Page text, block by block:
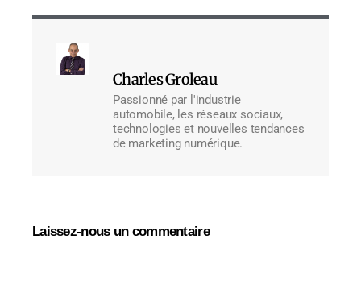
Charles Groleau
Passionné par l'industrie
automobile, les réseaux sociaux,
technologies et nouvelles tendances
de marketing numérique.
Laissez-nous un commentaire